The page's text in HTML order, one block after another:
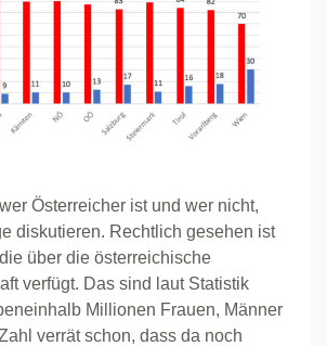
Österreicher ist und wer nicht,
diskutieren. Rechtlich gesehen ist
über die österreichische
verfügt. Das sind laut Statistik
Millionen Frauen, Männer
verrät schon, dass da noch